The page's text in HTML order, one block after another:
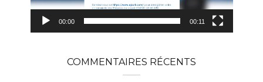
00:00 00:11
COMMENTAIRES RÉCENTS